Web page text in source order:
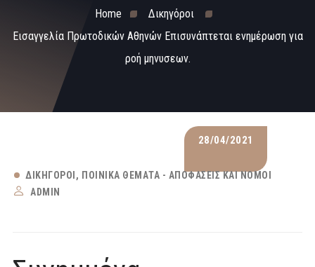
Home
Δικηγόροι
Εισαγγελία Πρωτοδικών Αθηνών Επισυνάπτεται ενημέρωση για
ροή μηνυσεων.
28/04/2021
ΔΙΚΗΓΌΡΟΙ
ΠΟΙΝΙΚΆ ΘΈΜΑΤΑ - ΑΠΟΦΆΣΕΙΣ ΚΑΙ ΝΌΜΟΙ
ADMIN